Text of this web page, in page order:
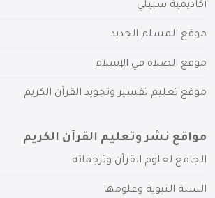
أكاديمية سبيلي
موقع المسلم الجديد
موقع الصلاة في الإسلام
موقع تعليم تفسير وتجويد القرآن الكريم
مواقع نشر وتعليم القرآن الكريم
الجامع لعلوم القرآن وترجماته
السنة النبوية وعلومها